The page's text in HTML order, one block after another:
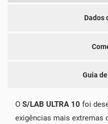
Dados
Guia
O S/LAB ULTRA 10 foi
exigências mais extremas